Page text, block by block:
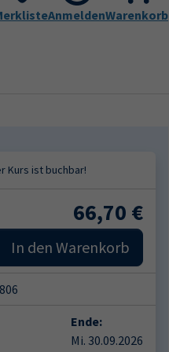
for "Kontakt"
Aktuelles Leichte Sprache
AnmeldenWarenkorb
66,70 €
In den Warenkorb
Ende:
Mi. 30.09.2026